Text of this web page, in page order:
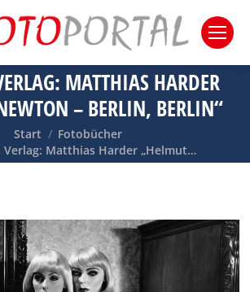
MATTHIAS HARDER
– BERLIN, BERLIN“
hier:
Start
Fotobücher
Verlag: Matthias Harder „Helmut…